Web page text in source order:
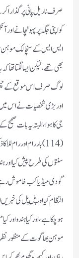
صرف ناریل پانی پر گذارا
کو اپنی جگہ پر پہونچانے
ایس ایس کے سنچالک موہن
بھی تھے، لیکن ایسا لگتا
لوگ صرف اس موقع کے چشم
اوربڑی شخصیات نے اس
جی کا ہوا، البتہ یہ بات
(114)بار رام اور
سنتوں کی طرح پیش کیا
گودی میڈیا کب خاموش رہنے
انتظام کیا اور پل پل کی
ہو چکا ہے، اورکیا ہندو
موہن بھاگوت کے منظور نظر